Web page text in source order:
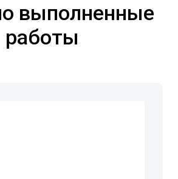
выполненные
работы